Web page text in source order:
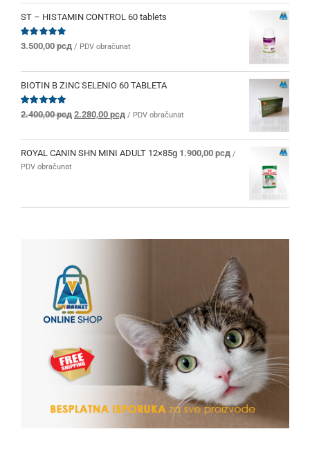
ST – HISTAMIN CONTROL 60 tablets
Ocenjeno
od 5
3.500,00 рсд / PDV obračunat
BIOTIN B ZINC SELENIO 60 TABLETA
Ocenjeno
od 5
2.400,00рсд Originalna
je
bila:
2.280,00 рсд Trenutna
je:
2.280,00 рсд.
/ PDV obračunat
ROYAL CANIN SHN MINI ADULT 12×85g 1.900,00 рсд /
PDV obračunat